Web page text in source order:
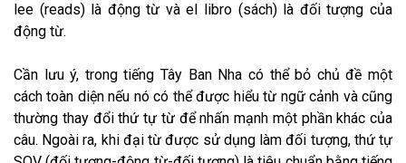
lee (reads) là động từ và el libro (sách) là đối tượng của
động từ.
Cần lưu ý, trong tiếng Tây Ban Nha có thể bỏ chủ đề một
cách toàn diện nếu nó có thể được hiểu từ ngữ cảnh và cũng
thường thay đổi thứ tự từ để nhấn mạnh một phần khác của
câu. Ngoài ra, khi đại từ được sử dụng làm đối tượng, thứ tự